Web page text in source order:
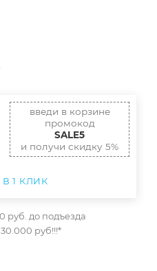
введи в корзине
промокод
SALE5
и получи скидку 5%
1 КЛИК
руб. до подъезда
руб!!!*